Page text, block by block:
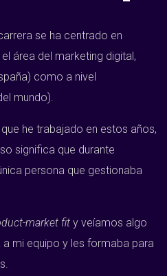
se ha centrado en
área del marketing digital,
como a nivel
mundo).
he trabajado en estos años,
significa que durante
persona que gestionaba
market fit y veíamos algo
mi equipo y les formaba para